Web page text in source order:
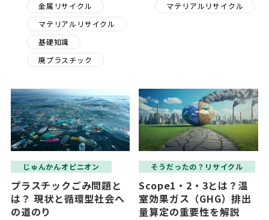
金属リサイクル
マテリアルリサイクル
基礎知識
廃プラスチック
マテリアルリサイクル
じゅんかんオピニオン
プラスチックごみ問題と
は？ 現状と循環型社会へ
の道のり
そうだったの？リサイクル
Scope1・2・3とは？温
室効果ガス（GHG）排出
量算定の重要性を解説